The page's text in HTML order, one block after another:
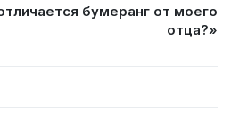
бумеранг от моего
отца?»